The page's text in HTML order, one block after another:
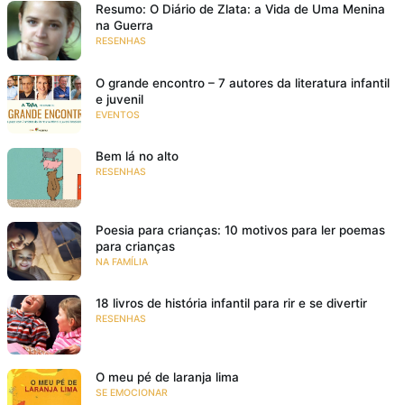
Resumo: O Diário de Zlata: a Vida de Uma Menina
na Guerra
RESENHAS
O grande encontro – 7 autores da literatura infantil
e juvenil
EVENTOS
Bem lá no alto
RESENHAS
Poesia para crianças: 10 motivos para ler poemas
para crianças
NA FAMÍLIA
18 livros de história infantil para rir e se divertir
RESENHAS
O meu pé de laranja lima
SE EMOCIONAR